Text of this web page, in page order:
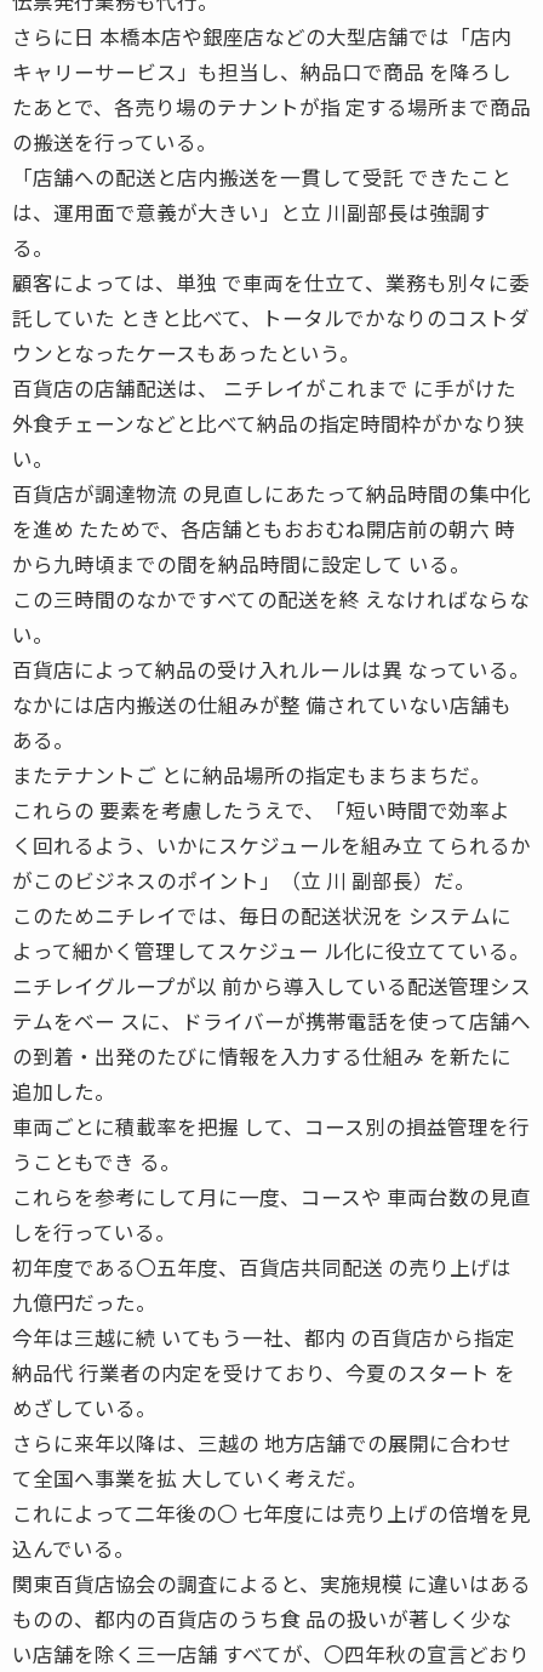
さらに日 本橋本店や銀座店などの大型店舗では「店内
キャリーサービス」も担当し、納品口で商品 を降ろし
たあとで、各売り場のテナントが指 定する場所まで商品
の搬送を行っている。
「店舗への配送と店内搬送を一貫して受託 できたこと
は、運用面で意義が大きい」と立 川副部長は強調す
る。
顧客によっては、単独 で車両を仕立て、業務も別々に委
託していた ときと比べて、トータルでかなりのコストダ
ウンとなったケースもあったという。
百貨店の店舗配送は、 ニチレイがこれまで に手がけた
外食チェーンなどと比べて納品の指定時間枠がかなり狭
い。
百貨店が調達物流 の見直しにあたって納品時間の集中化
を進め たためで、各店舗ともおおむね開店前の朝六 時
から九時頃までの間を納品時間に設定して いる。
この三時間のなかですべての配送を終 えなければならな
い。
百貨店によって納品の受け入れルールは異 なっている。
なかには店内搬送の仕組みが整 備されていない店舗も
ある。
またテナントご とに納品場所の指定もまちまちだ。
これらの 要素を考慮したうえで、「短い時間で効率よ
く回れるよう、いかにスケジュールを組み立 てられるか
がこのビジネスのポイント」（立 川 副部長）だ。
このためニチレイでは、毎日の配送状況を システムに
よって細かく管理してスケジュー ル化に役立てている。
ニチレイグループが以 前から導入している配送管理シス
テムをベー スに、ドライバーが携帯電話を使って店舗へ
の到着・出発のたびに情報を入力する仕組み を新たに
追加した。
車両ごとに積載率を把握 して、コース別の損益管理を行
うこともでき る。
これらを参考にして月に一度、コースや 車両台数の見直
しを行っている。
初年度である〇五年度、百貨店共同配送 の売り上げは
九億円だった。
今年は三越に続 いてもう一社、都内 の百貨店から指定
納品代 行業者の内定を受けており、今夏のスタート を
めざしている。
さらに来年以降は、三越の 地方店舗での展開に合わせ
て全国へ事業を拡 大していく考えだ。
これによって二年後の〇 七年度には売り上げの倍増を見
込んでいる。
関東百貨店協会の調査によると、実施規模 に違いはある
ものの、都内の百貨店のうち食 品の扱いが著しく少な
い店舗を除く三一店舗 すべてが、〇四年秋の宣言どおり